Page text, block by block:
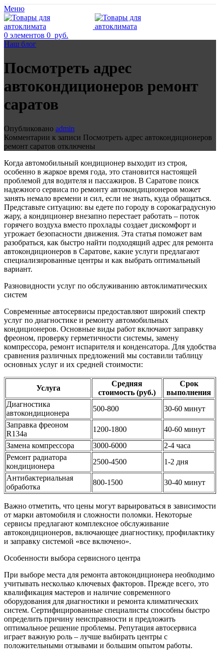
Меню
0 элементов 0 руб.
Наш блог
Посмотреть адрес
автокондиционеров ремонт
саратов
Опубликовано admin
Комментарии к записи Посмотреть адрес автокондиционеров
ремонт саратов отключены
Когда автомобильный кондиционер выходит из строя,
особенно в жаркое время года, это становится настоящей
проблемой для водителя и пассажиров. В Саратове поиск
надежного сервиса по ремонту автокондиционеров может
занять немало времени и сил, если не знать, куда обращаться.
Представьте ситуацию: вы едете по городу в сорокаградусную
жару, а кондиционер внезапно перестает работать – поток
горячего воздуха вместо прохлады создает дискомфорт и
угрожает безопасности движения. Эта статья поможет вам
разобраться, как быстро найти подходящий адрес для ремонта
автокондиционеров в Саратове, какие услуги предлагают
специализированные центры и как выбрать оптимальный
вариант.
Разновидности услуг по обслуживанию автоклиматических
систем
Современные автосервисы предоставляют широкий спектр
услуг по диагностике и ремонту автомобильных
кондиционеров. Основные виды работ включают заправку
фреоном, проверку герметичности системы, замену
компрессора, ремонт испарителя и конденсатора. Для удобства
сравнения различных предложений мы составили таблицу
основных услуг и их средней стоимости:
Услуга
Средняя
стоимость (руб.)
Срок
выполнения
Диагностика
автокондиционера
500-800
30-60 минут
Заправка фреоном
R134a
1200-1800
40-60 минут
Замена компрессора
3000-6000
2-4 часа
Ремонт радиатора
кондиционера
2500-4500
1-2 дня
Антибактериальная
обработка
800-1500 30-40 минут
Важно отметить, что цены могут варьироваться в зависимости
от марки автомобиля и сложности поломки. Некоторые
сервисы предлагают комплексное обслуживание
автокондиционеров, включающее диагностику, профилактику
и заправку системой «все включено».
Особенности выбора сервисного центра
При выборе места для ремонта автокондиционера необходимо
учитывать несколько ключевых факторов. Прежде всего, это
квалификация мастеров и наличие современного
оборудования для диагностики и ремонта климатических
систем. Сертифицированные специалисты способны быстро
определить причину неисправности и предложить
оптимальное решение проблемы. Репутация автосервиса
играет важную роль – лучше выбирать центры с
положительными отзывами и большим опытом работы.